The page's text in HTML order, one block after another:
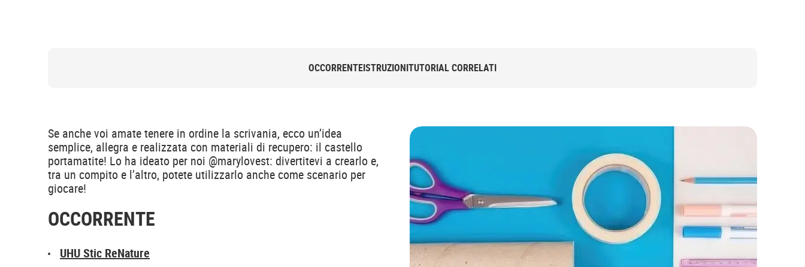
OCCORRENTEISTRUZIONITUTORIAL CORRELATI
Se anche voi amate tenere in ordine la scrivania, ecco un’idea
semplice, allegra e realizzata con materiali di recupero: il castello
portamatite! Lo ha ideato per noi @marylovest: divertitevi a crearlo e,
tra un compito e l’altro, potete utilizzarlo anche come scenario per
giocare!
OCCORRENTE
UHU Stic ReNature